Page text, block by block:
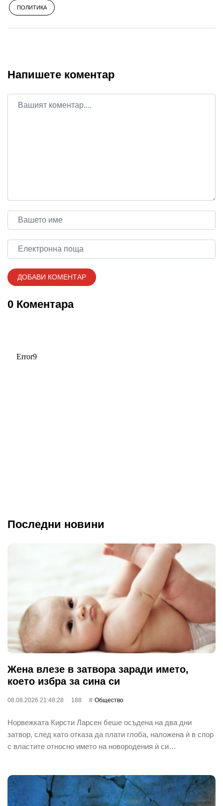
ПОЛИТИКА
Напишете коментар
0 Коментара
Последни новини
Жена влезе в затвора заради името,
което избра за сина си
08.08.2026 21:48:28 188 Общество
Норвежката Кирсти Ларсен беше осъдена на два дни
затвор, след като отказа да плати глоба, наложена ѝ в спор
с властите относно името на новородения ѝ си…